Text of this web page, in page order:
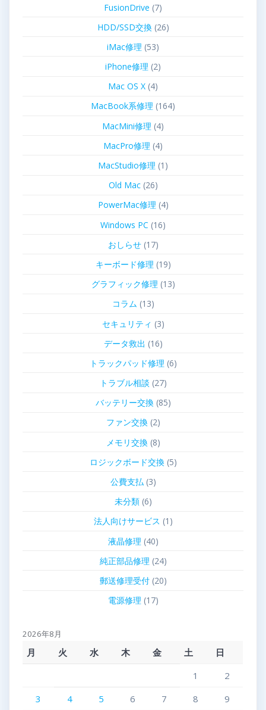
FusionDrive (7)
HDD/SSD交換(26)
iMac修理 (53)
iPhone修理 (2)
Mac OS X (4)
MacBook系修理 (164)
MacMini修理 (4)
MacPro修理 (4)
MacStudio修理 (1)
Old Mac(26)
PowerMac修理 (4)
Windows PC (16)
おしらせ(17)
キーボード修理 (19)
グラフィック修理 (13)
コラム (13)
セキュリティ (3)
データ救出 (16)
トラックパッド修理 (6)
トラブル相談 (27)
バッテリー交換(85)
ファン交換(2)
メモリ交換(8)
ロジックボード交換(5)
公費支払(3)
未分類(6)
法人向けサービス (1)
液晶修理 (40)
純正部品修理 (24)
郵送修理受付(20)
電源修理 (17)
2026年8月
月 火 水 木 金 土
日
1
2
3
4 5 6 7 8
9